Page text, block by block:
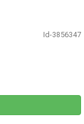
Id-3856347